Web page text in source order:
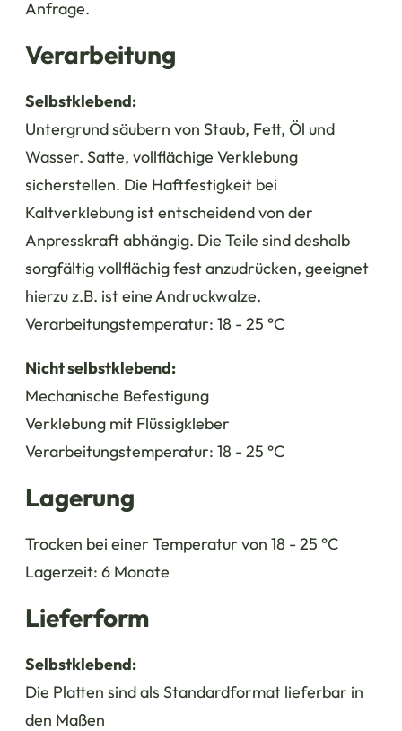
Anfrage.
Verarbeitung
Selbstklebend:
Untergrund säubern von Staub, Fett, Öl und
Wasser. Satte, vollflächige Verklebung
sicherstellen. Die Haftfestigkeit bei
Kaltverklebung ist entscheidend von der
Anpresskraft abhängig. Die Teile sind deshalb
sorgfältig vollflächig fest anzudrücken, geeignet
hierzu z.B. ist eine Andruckwalze.
Verarbeitungstemperatur: 18 - 25 °C
Nicht selbstklebend:
Mechanische Befestigung
Verklebung mit Flüssigkleber
Verarbeitungstemperatur: 18 - 25 °C
Lagerung
Trocken bei einer Temperatur von 18 - 25 °C
Lagerzeit: 6 Monate
Lieferform
Selbstklebend:
Die Platten sind als Standardformat lieferbar in
den Maßen